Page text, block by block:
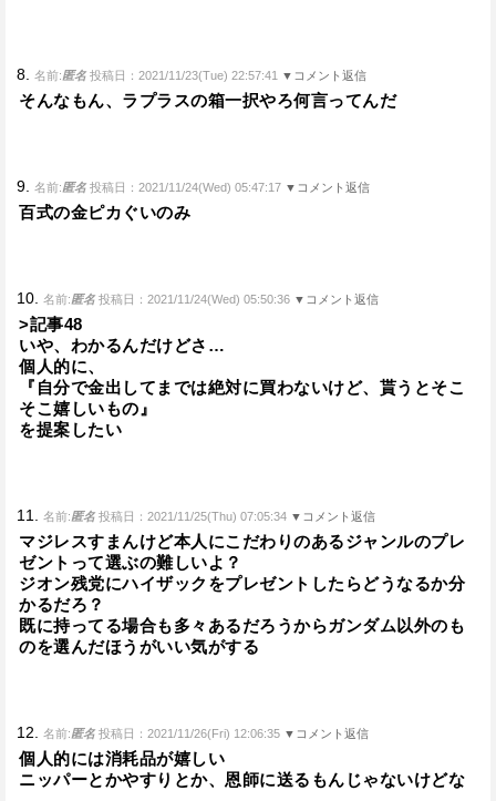
8. 名前:匿名 投稿日：2021/11/23(Tue) 22:57:41 ▼コメント返信
そんなもん、ラプラスの箱一択やろ何言ってんだ
9. 名前:匿名 投稿日：2021/11/24(Wed) 05:47:17 ▼コメント返信
百式の金ピカぐいのみ
10. 名前:匿名 投稿日：2021/11/24(Wed) 05:50:36 ▼コメント返信
>記事48
いや、わかるんだけどさ…
個人的に、
『自分で金出してまでは絶対に買わないけど、貰うとそこ
そこ嬉しいもの』
を提案したい
11. 名前:匿名 投稿日：2021/11/25(Thu) 07:05:34 ▼コメント返信
マジレスすまんけど本人にこだわりのあるジャンルのプレ
ゼントって選ぶの難しいよ？
ジオン残党にハイザックをプレゼントしたらどうなるか分
かるだろ？
既に持ってる場合も多々あるだろうからガンダム以外のも
のを選んだほうがいい気がする
12. 名前:匿名 投稿日：2021/11/26(Fri) 12:06:35 ▼コメント返信
個人的には消耗品が嬉しい
ニッパーとかやすりとか、恩師に送るもんじゃないけどな